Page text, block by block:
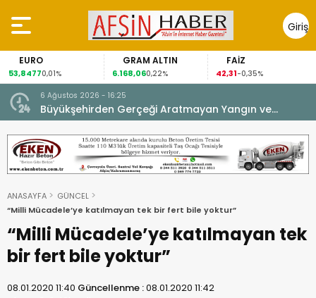
Giriş
Yap
EURO
53,84770,01%
GRAM ALTIN
6.168,060,22%
FAİZ
42,31-0,35%
6 Ağustos 2026 - 16:25
Büyükşehirden Gerçeği Aratmayan Yangın ve
Kurtarma Tatbikatı.
ANASAYFA
GÜNCEL
“Milli Mücadele’ye katılmayan tek bir fert bile yoktur”
“Milli Mücadele’ye katılmayan tek
bir fert bile yoktur”
08.01.2020 11:40 Güncellenme :08.01.2020 11:42